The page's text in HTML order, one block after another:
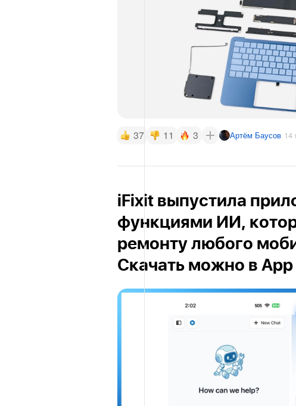
37 11 3 Артём Баусов 14
iFixit выпустила
функциями ИИ,
ремонту любого
Скачать можно в